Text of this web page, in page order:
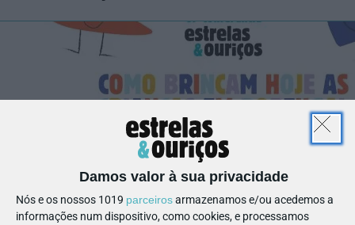
Damos valor à sua privacidade
Nós e os nossos 1019 parceirosarmazenamos e/ou acedemos a
informações num dispositivo, como cookies, e processamos